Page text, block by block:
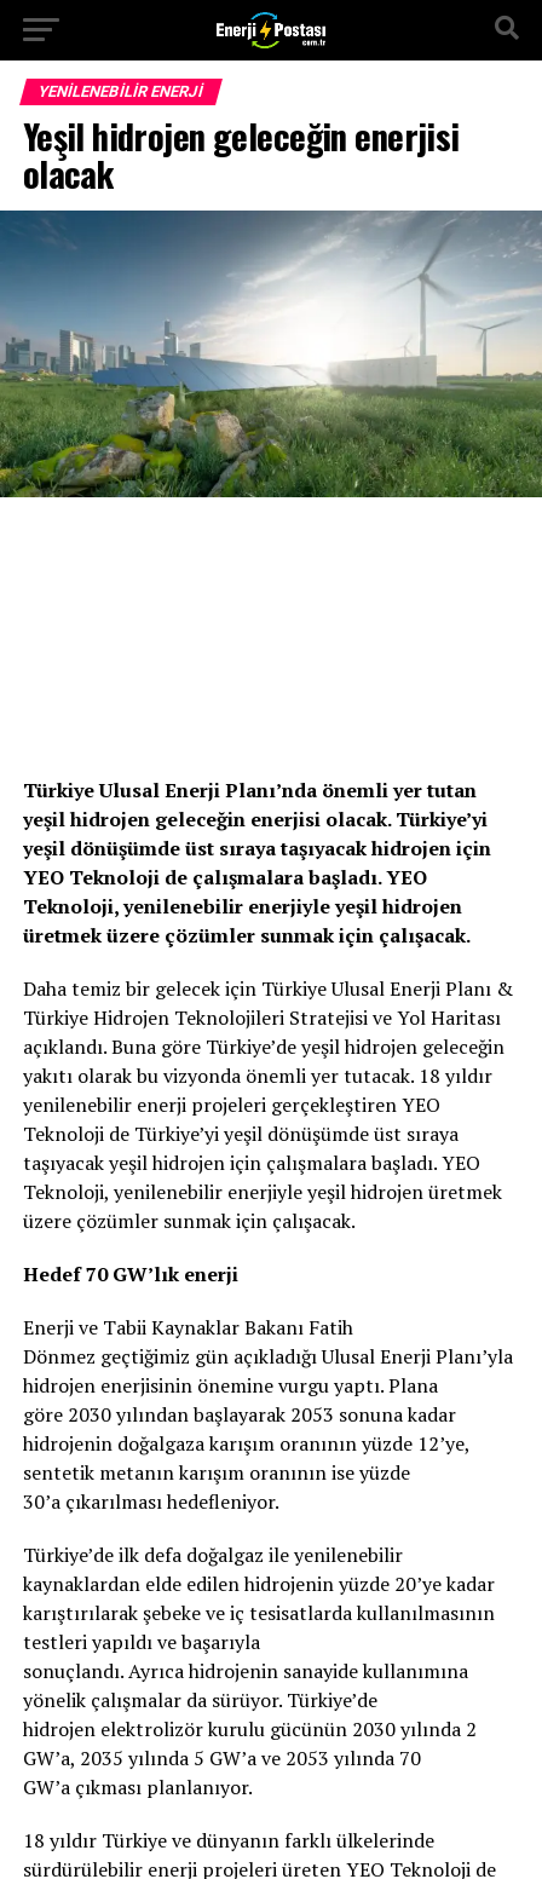
YENILENEBILIR ENERJI
Yeşil hidrojen geleceğin enerjisi
olacak
Türkiye Ulusal Enerji Planı’nda önemli yer tutan
yeşil hidrojen geleceğin enerjisi olacak. Türkiye’yi
yeşil dönüşümde üst sıraya taşıyacak hidrojen için
YEO Teknoloji de çalışmalara başladı. YEO
Teknoloji, yenilenebilir enerjiyle yeşil hidrojen
üretmek üzere çözümler sunmak için çalışacak.
Daha temiz bir gelecek için Türkiye Ulusal Enerji Planı &
Türkiye Hidrojen Teknolojileri Stratejisi ve Yol Haritası
açıklandı. Buna göre Türkiye’de yeşil hidrojen geleceğin
yakıtı olarak bu vizyonda önemli yer tutacak. 18 yıldır
yenilenebilir enerji projeleri gerçekleştiren YEO
Teknoloji de Türkiye’yi yeşil dönüşümde üst sıraya
taşıyacak yeşil hidrojen için çalışmalara başladı. YEO
Teknoloji, yenilenebilir enerjiyle yeşil hidrojen üretmek
üzere çözümler sunmak için çalışacak.
Hedef 70 GW’lık enerji
Enerji ve Tabii Kaynaklar Bakanı Fatih
Dönmez geçtiğimiz gün açıkladığı Ulusal Enerji Planı’yla
hidrojen enerjisinin önemine vurgu yaptı. Plana
göre 2030 yılından başlayarak 2053 sonuna kadar
hidrojenin doğalgaza karışım oranının yüzde 12’ye,
sentetik metanın karışım oranının ise yüzde
30’a çıkarılması hedefleniyor.
Türkiye’de ilk defa doğalgaz ile yenilenebilir
kaynaklardan elde edilen hidrojenin yüzde 20’ye kadar
karıştırılarak şebeke ve iç tesisatlarda kullanılmasının
testleri yapıldı ve başarıyla
sonuçlandı. Ayrıca hidrojenin sanayide kullanımına
yönelik çalışmalar da sürüyor. Türkiye’de
hidrojen elektrolizör kurulu gücünün 2030 yılında 2
GW’a, 2035 yılında 5 GW’a ve 2053 yılında 70
GW’a çıkması planlanıyor.
18 yıldır Türkiye ve dünyanın farklı ülkelerinde
sürdürülebilir enerji projeleri üreten YEO Teknoloji de